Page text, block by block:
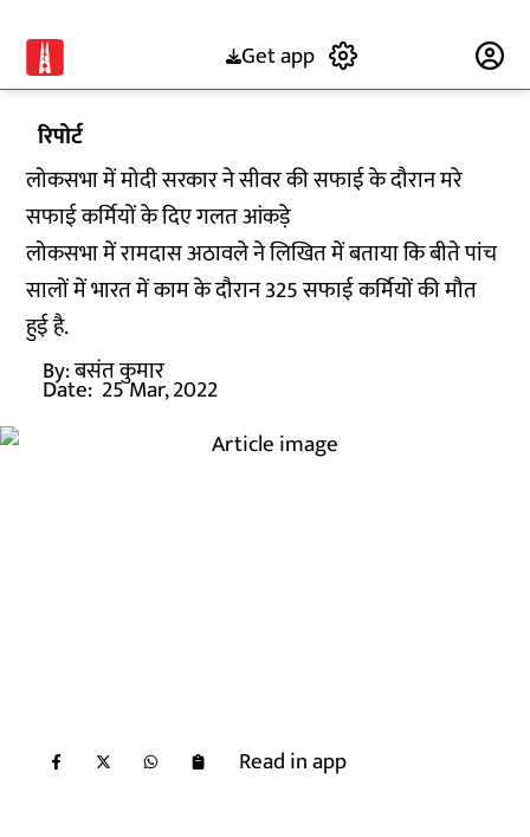
Get app
रिपोर्ट
लोकसभा में मोदी सरकार ने सीवर की सफाई के दौरान मरे
सफाई कर्मियों के दिए गलत आंकड़े
लोकसभा में रामदास अठावले ने लिखित में बताया कि बीते पांच
सालों में भारत में काम के दौरान 325 सफाई कर्मियों की मौत
हुई है.
By:बसंत कुमार
Date: 25 Mar, 2022
Read in app